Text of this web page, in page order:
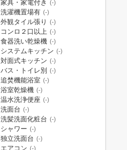
家具・家電付き (-)
洗濯機置場有 (-)
外観タイル張り (-)
コンロ２口以上 (-)
食器洗い乾燥機 (-)
システムキッチン (-)
対面式キッチン (-)
バス・トイレ別 (-)
追焚機能浴室 (-)
浴室乾燥機 (-)
温水洗浄便座 (-)
洗面台 (-)
洗髪洗面化粧台 (-)
シャワー (-)
独立洗面台 (-)
エアコン (-)